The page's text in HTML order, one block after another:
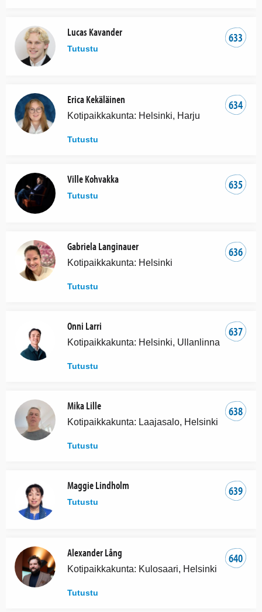
633
Lucas Kavander
Tutustu
634
Erica Kekäläinen
Kotipaikkakunta: Helsinki, Harju
Tutustu
635
Ville Kohvakka
Tutustu
636
Gabriela Langinauer
Kotipaikkakunta: Helsinki
Tutustu
637
Onni Larri
Kotipaikkakunta: Helsinki, Ullanlinna
Tutustu
638
Mika Lille
Kotipaikkakunta: Laajasalo, Helsinki
Tutustu
639
Maggie Lindholm
Tutustu
640
Alexander Lång
Kotipaikkakunta: Kulosaari, Helsinki
Tutustu